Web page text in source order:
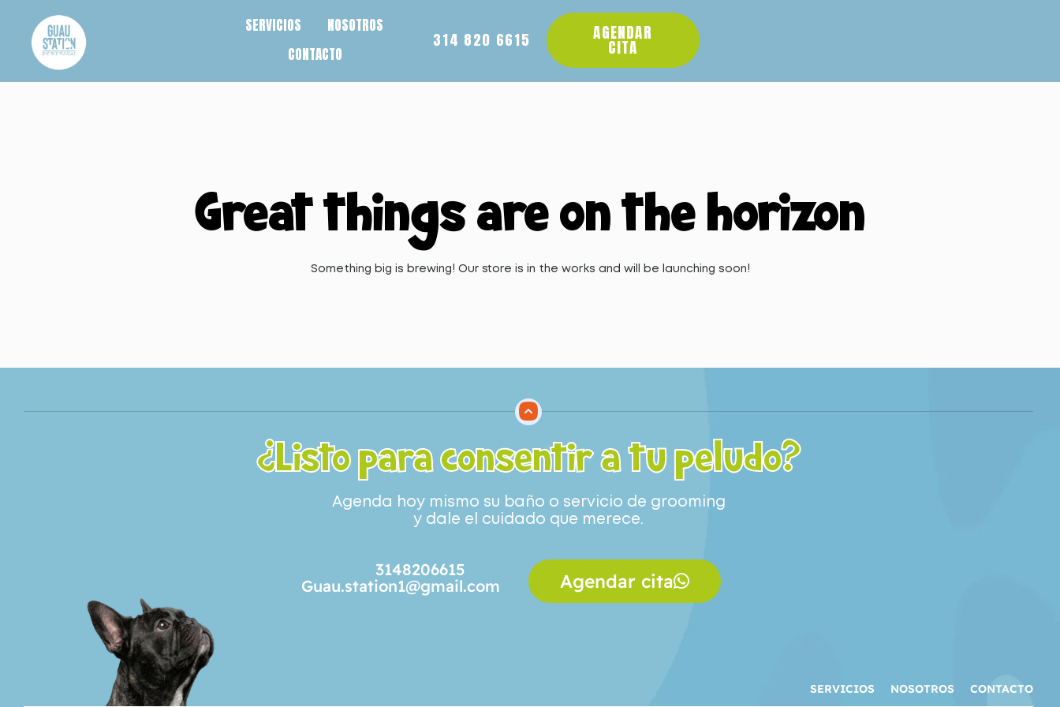
SERVICIOS
NOSOTROS
CONTACTO
314 820 6615 AGENDAR
CITA
Great things are on the horizon
Something big is brewing! Our store is in the works and will be launching soon!
¿Listo para consentir a tu peludo?
Agenda hoy mismo su baño o servicio de grooming
y dale el cuidado que merece.
3148206615
Guau.station1@gmail.com
Agendar cita
NOSOTROS CONTACTO SERVICIOS NOSOTROS CONTACTO